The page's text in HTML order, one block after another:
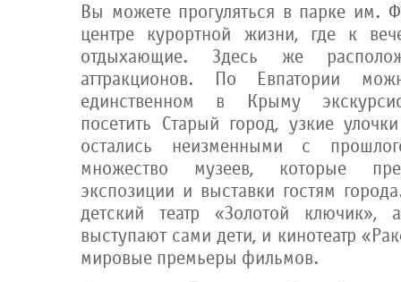
Вы можете прогуляться в парке им.
центре курортной жизни, где к
отдыхающие. Здесь же
аттракционов. По Евпатории
единственном в Крыму
посетить Старый город, узкие
остались неизменными с
множество музеев, которые
экспозиции и выставки гостям
детский театр «Золотой ключик»,
выступают сами дети, и кинотеатр
мировые премьеры фильмов.